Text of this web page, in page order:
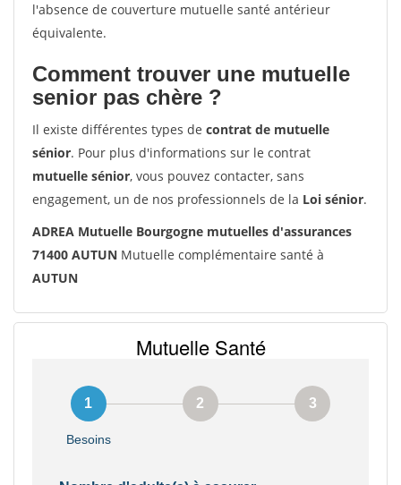
l'absence de couverture mutuelle santé antérieur
équivalente.
Comment trouver une mutuelle
senior pas chère ?
Il existe différentes types de contrat de mutuelle
sénior. Pour plus d'informations sur le contrat
mutuelle sénior, vous pouvez contacter, sans
engagement, un de nos professionnels de la Loi sénior.
ADREA Mutuelle Bourgogne mutuelles d'assurances
71400 AUTUN Mutuelle complémentaire santé à
AUTUN